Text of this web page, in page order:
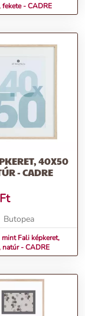
- CADRE
40X50
- CADRE
Ft
Butopea
Fali képkeret,
natúr - CADRE